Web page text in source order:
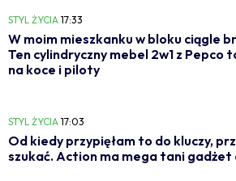
STYL ŻYCIA 17:33
W moim mieszkanku w bloku ciągle
Ten cylindryczny mebel 2w1 z Pepco
na koce i piloty
STYL ŻYCIA 17:03
Od kiedy przypięłam to do kluczy,
szukać. Action ma mega tani gadżet